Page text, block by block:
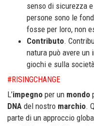
senso di sicurezza
persone sono le
fosse per loro, non
Contributo.
natura può avere
giochi e sulla
#RISINGCHANGE
L’impegno per un mondo
DNA del nostro marchio.
parte di un approccio